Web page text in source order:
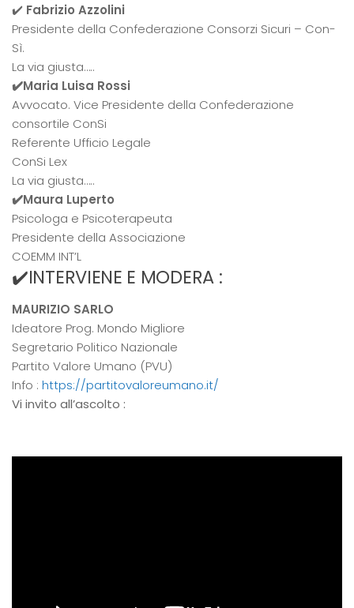
✔️ Fabrizio Azzolini
Presidente della Confederazione Consorzi Sicuri – Con-
Sì.
La via giusta…..
✔️Maria Luisa Rossi
Avvocato. Vice Presidente della Confederazione
consortile ConSi
Referente Ufficio Legale
ConSi Lex
La via giusta…..
✔️Maura Luperto
Psicologa e Psicoterapeuta
Presidente della Associazione
COEMM INT’L
✔️INTERVIENE E MODERA :
MAURIZIO SARLO
Ideatore Prog. Mondo Migliore
Segretario Politico Nazionale
Partito Valore Umano (PVU)
Info : https://partitovaloreumano.it/
Vi invito all’ascolto :